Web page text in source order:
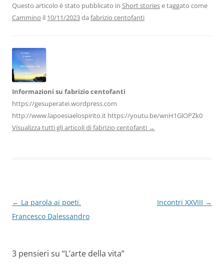
b
o
o
k
dI
n
A
p
a
m
vi
Questo articolo è stato pubblicato in Short storiese taggato come
Cammino il 10/11/2023da fabrizio centofanti
Informazioni su fabrizio centofanti
https://gesuperatei.wordpress.com
http://www.lapoesiaelospirito.it https://youtu.be/wnH1GlOPZk0
Visualizza tutti gli articoli di fabrizio centofanti →
Navigazione
articolo
← La parola ai poeti.
Francesco Dalessandro
Incontri XXVIII →
3 pensieri su “L’arte della vita”